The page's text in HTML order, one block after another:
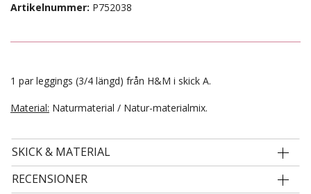
Artikelnummer: P752038
1 par leggings (3/4 längd) från H&M i skick A.
Material: Naturmaterial / Natur-materialmix.
SKICK & MATERIAL
RECENSIONER